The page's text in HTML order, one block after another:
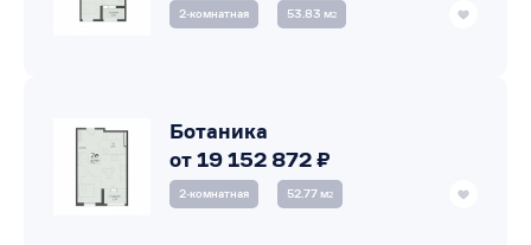
2‑комнатная 53.83 м2
Ботаника
от 19 152 872 ₽
2‑комнатная 52.77 м2